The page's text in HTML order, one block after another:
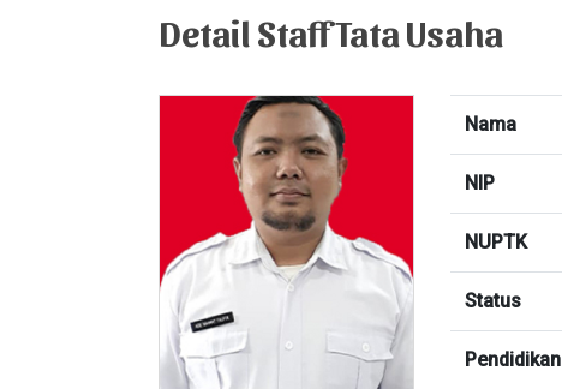
Detail Staff Tata Usaha
Nama
NIP
NUPTK
Status
Pendidikan